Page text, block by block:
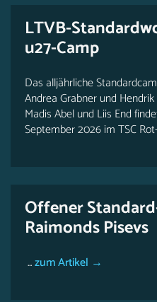
LTVB-
u27-Camp
Das alljährliche
Andrea Grabner und
Madis Abel und Liis End
September 2026 im TSC
Offener
Raimonds Pisevs
...zum Artikel →